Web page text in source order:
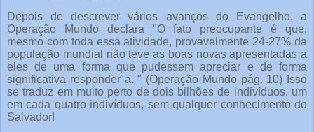
Depois de descrever vários avanços do Evangelho, a
Operação Mundo declara "O fato preocupante é que,
mesmo com toda essa atividade, provavelmente 24-27% da
população mundial não teve as boas novas apresentadas a
eles de uma forma que pudessem apreciar e de forma
significativa responder a. " (Operação Mundo pág. 10) Isso
se traduz em muito perto de dois bilhões de indivíduos, um
em cada quatro indivíduos, sem qualquer conhecimento do
Salvador!